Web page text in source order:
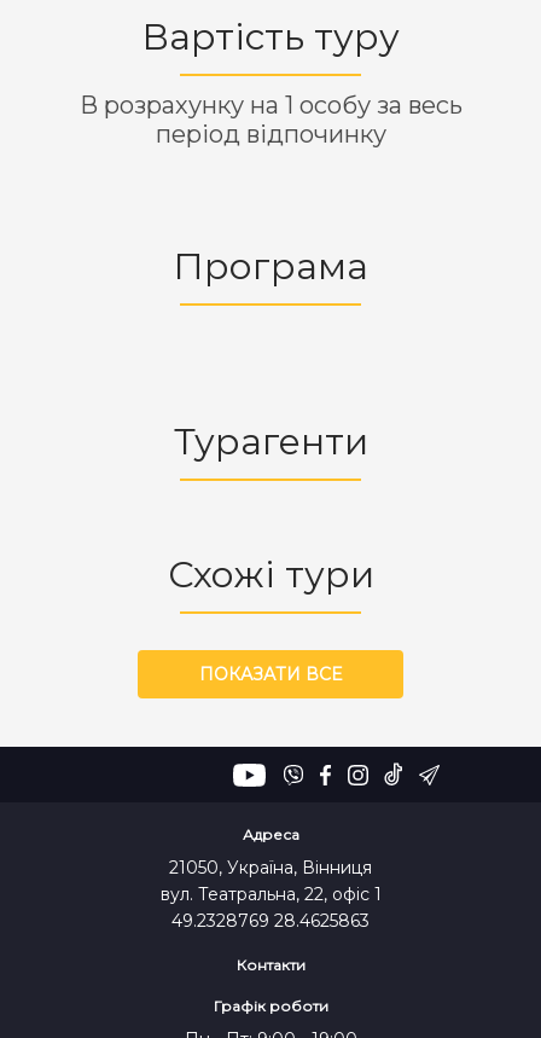
Вартість туру
В розрахунку на 1 особу за весь
період відпочинку
Програма
Турагенти
Схожі тури
ПОКАЗАТИ ВСЕ
Адреса
21050, Україна, Вінниця
вул. Театральна, 22, офіс 1
49.2328769 28.4625863
Контакти
Графік роботи